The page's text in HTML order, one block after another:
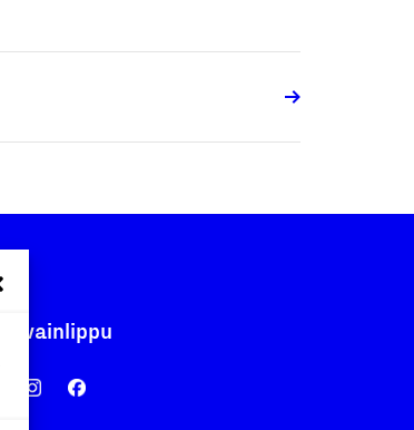
Avainlippu